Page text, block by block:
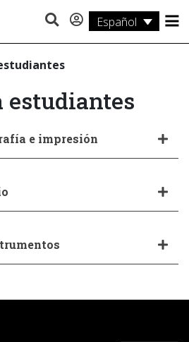
Español
estudiantes
e impresión